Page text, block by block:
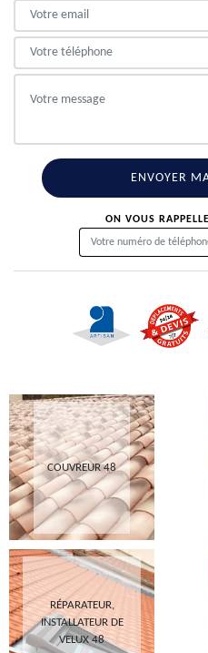
ON VOUS
COUVREUR 48
RÉPARATEUR,
INSTALLATEUR DE
VELUX 48